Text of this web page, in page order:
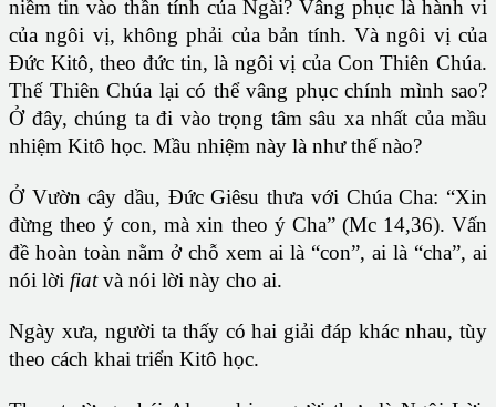
niềm tin vào thần tính của Ngài? Vâng phục là hành vi
của ngôi vị, không phải của bản tính. Và ngôi vị của
Đức Kitô, theo đức tin, là ngôi vị của Con Thiên Chúa.
Thế Thiên Chúa lại có thể vâng phục chính mình sao?
Ở đây, chúng ta đi vào trọng tâm sâu xa nhất của mầu
nhiệm Kitô học. Mầu nhiệm này là như thế nào?
Ở Vườn cây dầu, Đức Giêsu thưa với Chúa Cha: “Xin
đừng theo ý con, mà xin theo ý Cha” (Mc 14,36). Vấn
đề hoàn toàn nằm ở chỗ xem ai là “con”, ai là “cha”, ai
nói lời fiatvà nói lời này cho ai.
Ngày xưa, người ta thấy có hai giải đáp khác nhau, tùy
theo cách khai triển Kitô học.